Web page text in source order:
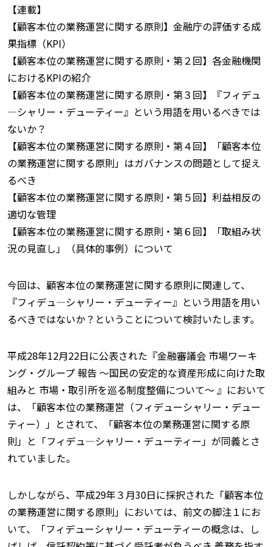
【連載】
【顧客本位の業務運営に関する原則】金融庁の評価する成
果指標（KPI）
【顧客本位の業務運営に関する原則・第２回】各金融機関
におけるKPIの紹介
【顧客本位の業務運営に関する原則・第３回】『フィデュ
—シャリー・デューティー』という用語を用いるべきでは
ないか？
【顧客本位の業務運営に関する原則・第４回】「顧客本位
の業務運営に関する原則」はガバナンスの問題として捉え
るべき
【顧客本位の業務運営に関する原則・第５回】利益相反の
適切な管理
【顧客本位の業務運営に関する原則・第６回】「取組み状
況の見直し」（具体的事例）について
今回は、顧客本位の業務運営に関する原則に関連して、
『フィデュ—シャリー・デューティー』という用語を用い
るべきではないか？ということについて検討いたします。
平成28年12月22日に公表された『金融審議会 市場ワーキ
ング・グループ 報告 〜国民の安定的な資産形成に向けた取
組みと 市場・取引所を巡る制度整備について〜 』において
は、「顧客本位の業務運営（フィデューシャリー・デュー
ティー）」とされて、「顧客本位の業務運営に関する原
則」と「フィデュ—シャリー・デューティー」が同義とさ
れていました。
しかしながら、平成29年３月30日に採択された「顧客本位
の業務運営に関する原則」においては、前文の脚注１にお
いて、「フィデューシャリー・デューティーの概念は、し